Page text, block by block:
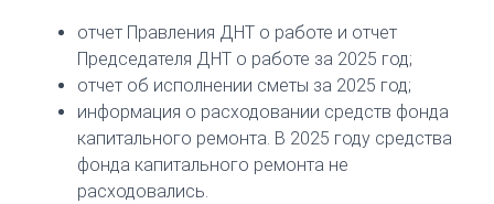
отчет Правления ДНТ о работе и отчет
Председателя ДНТ о работе за 2025 год;
отчет об исполнении сметы за 2025 год;
информация о расходовании средств фонда
капитального ремонта. В 2025 году средства
фонда капитального ремонта не
расходовались.